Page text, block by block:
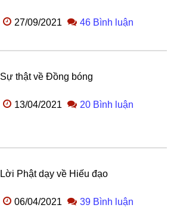
27/09/2021 46 Bình luận
Sự thật về Đồng bóng
13/04/2021 20 Bình luận
Lời Phật dạy về Hiếu đạo
06/04/2021 39 Bình luận